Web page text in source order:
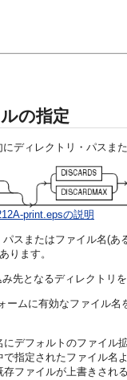
の指定
にディレクトリ・パスま
print.epsの説明
スまたはファイル名(
ります。
先となるディレクトリ
ームに有効なファイル
デフォルトのファイル
指定されたファイル
ファイルが上書きさ